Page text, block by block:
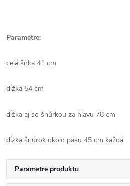
Parametre:
celá šírka 41 cm
dĺžka 54 cm
dĺžka aj so šnúrkou za hlavu 78 cm
dĺžka šnúrok okolo pásu 45 cm každá
Parametre produktu